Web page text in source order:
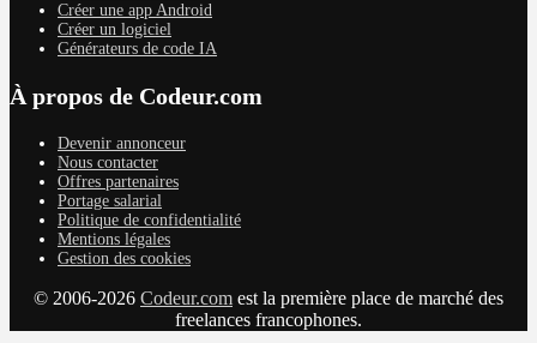
Créer une app Android
Créer un logiciel
Générateurs de code IA
À propos de Codeur.com
Devenir annonceur
Nous contacter
Offres partenaires
Portage salarial
Politique de confidentialité
Mentions légales
Gestion des cookies
© 2006-2026 Codeur.com est la première place de marché des
freelances francophones.